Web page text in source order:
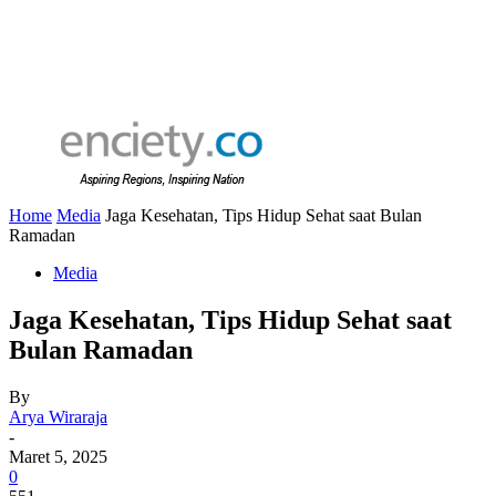
Home Media Jaga Kesehatan, Tips Hidup Sehat saat Bulan
Ramadan
Media
Jaga Kesehatan, Tips Hidup Sehat saat
Bulan Ramadan
By
Arya Wiraraja
-
Maret 5, 2025
0